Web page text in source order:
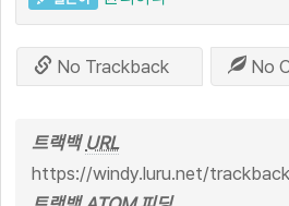
No Trackback No
트랙백 URL
https://windy.luru.net/